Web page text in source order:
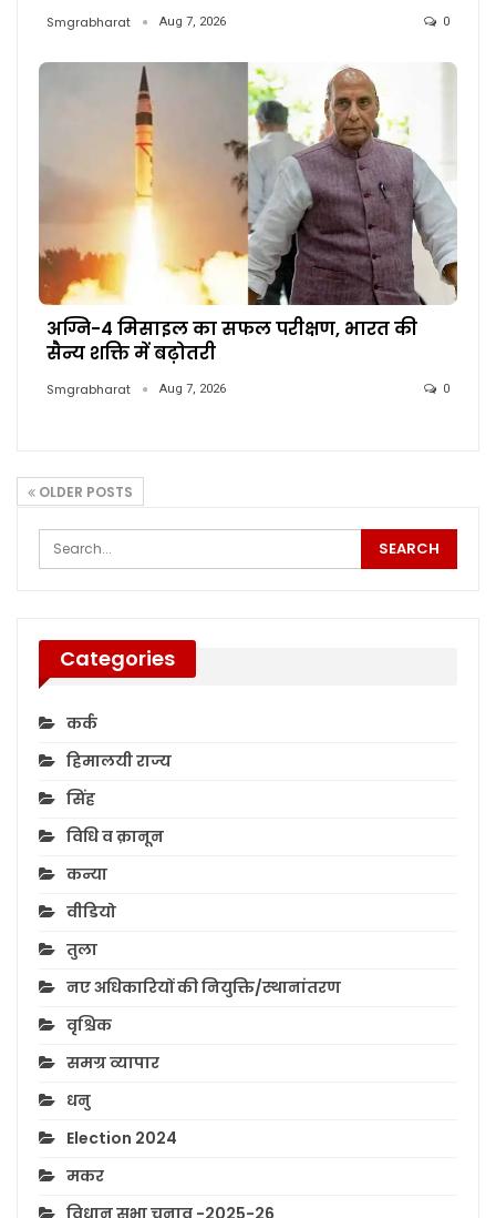
Smgrabharat Aug 7, 2026 0
अग्नि-4 मिसाइल का सफल परीक्षण, भारत की
सैन्य शक्ति में बढ़ोतरी
Smgrabharat Aug 7, 2026 0
OLDER POSTS
Categories
कर्क
हिमालयी राज्य
सिंह
विधि व क़ानून
कन्या
वीडियो
तुला
नए अधिकारियों की नियुक्ति/स्थानांतरण
वृश्चिक
समग्र व्यापार
धनु
Election 2024
मकर
विधान सभा चुनाव -2025-26